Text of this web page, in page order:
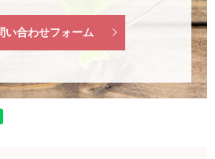
い合わせフォーム